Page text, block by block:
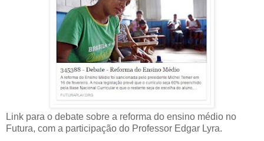
Link para o debate sobre a reforma do ensino médio no
Futura, com a participação do Professor Edgar Lyra.